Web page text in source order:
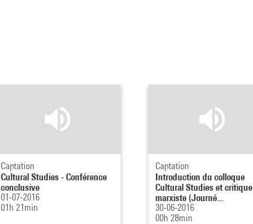
Captation
Cultural Studies - Conférence
conclusive
01-07-2016
01h 21min
Captation
Introduction du colloque
Cultural Studies et critique
marxiste (Journé...
30-06-2016
00h 28min